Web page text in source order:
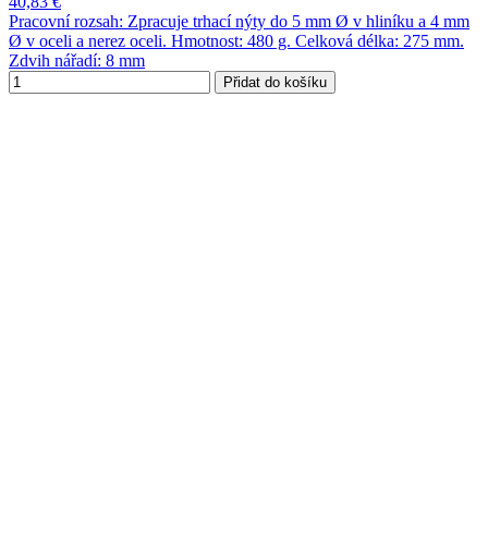
Pracovní rozsah: Zpracuje trhací nýty do 5 mm Ø v hliníku a 4 mm
Ø v oceli a nerez oceli. Hmotnost: 480 g. Celková délka: 275 mm.
Zdvih nářadí: 8 mm
Přidat do košíku